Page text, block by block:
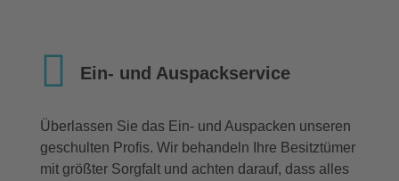
Ein- und Auspackservice
Überlassen Sie das Ein- und Auspacken unseren
geschulten Profis. Wir behandeln Ihre Besitztümer
mit größter Sorgfalt und achten darauf, dass alles